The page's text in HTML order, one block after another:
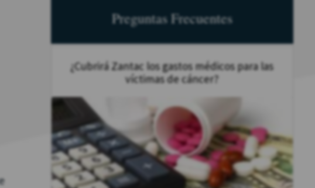
Preguntas Frecuentes
¿Cubrirá Zantac los gastos médicos para las
víctimas de cáncer?